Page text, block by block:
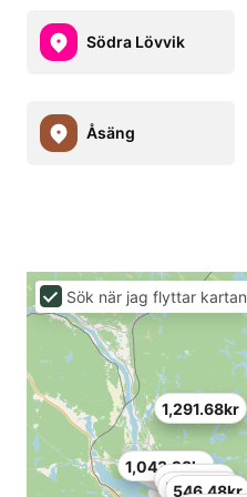
Södra Lövvik
Åsäng
546.48kr
546.48kr
1,043.28kr
596.16kr
1,291.68kr
Sök när jag flyttar kartan